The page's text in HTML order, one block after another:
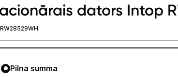
dators Intop
Pilna summa